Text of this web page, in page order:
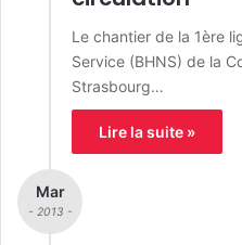
Le chantier de la 1ère
Service (BHNS) de la
Strasbourg…
Lire la suite »
Mar
- 2013 -